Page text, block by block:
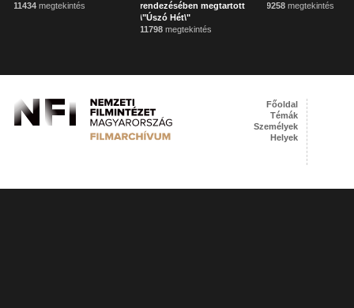
11434 megtekintés
rendezésében megtartott
\"Úszó Hét\"
11798 megtekintés
9258 megtekintés
Főoldal
Témák
Személyek
Helyek